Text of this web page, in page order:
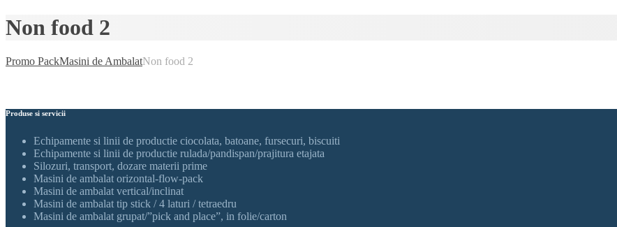
Non food 2
Promo PackMasini de AmbalatNon food 2
Produse si servicii
Echipamente si linii de productie ciocolata, batoane, fursecuri, biscuiti
Echipamente si linii de productie rulada/pandispan/prajitura etajata
Silozuri, transport, dozare materii prime
Masini de ambalat orizontal-flow-pack
Masini de ambalat vertical/inclinat
Masini de ambalat tip stick / 4 laturi / tetraedru
Masini de ambalat grupat/”pick and place”, in folie/carton